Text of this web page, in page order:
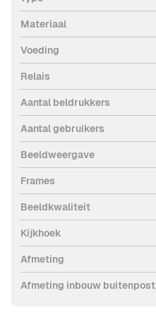
Materiaal
Voeding
Relais
Aantal beldrukkers
Aantal gebruikers
Beeldweergave
Frames
Beeldkwaliteit
Kijkhoek
Afmeting
Afmeting inbouw buitenpost